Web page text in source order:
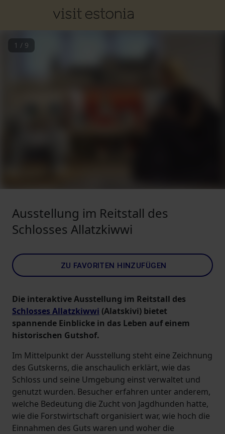
1 / 9
Ausstellung im Reitstall des
Schlosses Allatzkiwwi
ZU FAVORITEN HINZUFÜGEN
Die interaktive Ausstellung im Reitstall des
Schlosses Allatzkiwwi (Alatskivi) bietet
spannende Einblicke in das Leben auf einem
historischen Gutshof.
Im Mittelpunkt der Ausstellung steht eine Zeichnung
des Gutskerns, die anschaulich erklärt, wie das
Schloss und seine Umgebung einst verwaltet und
genutzt wurden. Besucher erfahren unter anderem,
welche Bedeutung die Zucht von Jagdhunden hatte,
wie die Forstwirtschaft organisiert war, wie hoch die
Einnahmen des Guts waren und woher die